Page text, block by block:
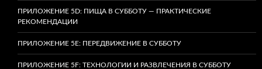
ПРИЛОЖЕНИЕ 5D: ПИЩА В СУББОТУ — ПРАКТИЧЕСКИЕ
РЕКОМЕНДАЦИИ
ПРИЛОЖЕНИЕ 5E: ПЕРЕДВИЖЕНИЕ В СУББОТУ
ПРИЛОЖЕНИЕ 5F: ТЕХНОЛОГИИ И РАЗВЛЕЧЕНИЯ В СУББОТУ